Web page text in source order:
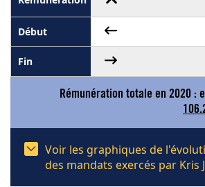
Rémunération totale en 2020 :
Voir les graphiques de
des mandats exercés par Kris